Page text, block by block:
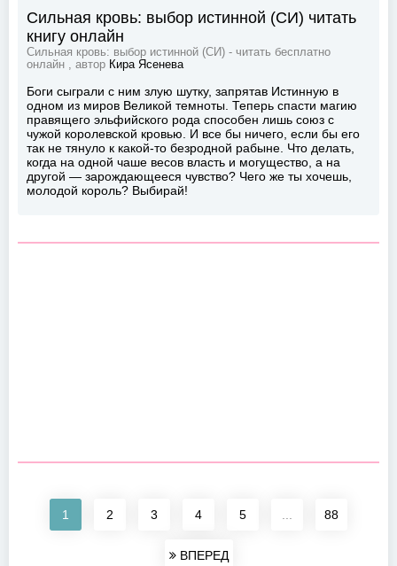
Сильная кровь: выбор истинной (СИ) читать
книгу онлайн
Сильная кровь: выбор истинной (СИ) - читать бесплатно
онлайн , автор Кира Ясенева
Боги сыграли с ним злую шутку, запрятав Истинную в
одном из миров Великой темноты. Теперь спасти магию
правящего эльфийского рода способен лишь союз с
чужой королевской кровью. И все бы ничего, если бы его
так не тянуло к какой-то безродной рабыне. Что делать,
когда на одной чаше весов власть и могущество, а на
другой — зарождающееся чувство? Чего же ты хочешь,
молодой король? Выбирай!
1 2 3 4 5 88
ВПЕРЕД